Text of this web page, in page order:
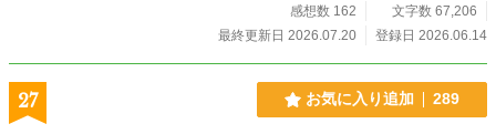
感想数 162
文字数 67,206
最終更新日 2026.07.20
登録日 2026.06.14
27 お気に入り追加 289